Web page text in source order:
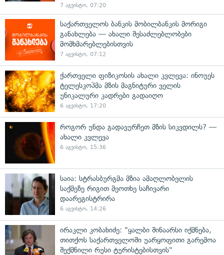
7 აგვისტო, 07:20
საქართველოს ბანკის მობილბანკის მორიგი
განახლება — ახალი შესაძლებლობები
მომხმარებლებისთვის
7 აგვისტო, 07:12
ქართველი ფიზიკოსის ახალი კვლევა: ინოუეს
ტელესკოპმა მზის მაგნიტური ველის
უნიკალური კადრები გადაიღო
6 აგვისტო, 17:20
როგორ უნდა გადავურჩეთ მზის სიკვდილს? —
ახალი კვლევა
6 აგვისტო, 15:36
საია: სტრასბურგმა მზია ამაღლობელის
საქმეზე რიგით მეოთხე საჩივარი
დაარეგისტრირა
6 აგვისტო, 14:26
ირაკლი კობახიძე: "ყალბი შინაარსი იქმნება,
თითქოს საქართველოში უარყოფითი გარემოა
შექმნილი რუსი ტურისტებისთვის"